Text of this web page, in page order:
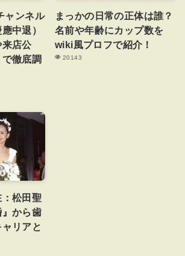
ャンネル
中退）
店公
徹底調
まっかの日常の正体は誰？
名前や年齢にカップ数を
wiki風プロフで紹介！
20143
松田聖
から歯
リアと